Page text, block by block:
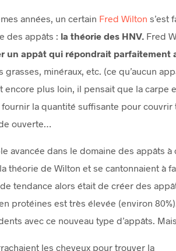
années, un certain Fred Wilton s’est
des appâts : la théorie des HNV.Fred
un appât qui répondrait parfaitement
minéraux, etc. (ce qu’aucun
encore plus loin, il pensait que la carpe
la quantité suffisante pour couvrir
ouverte…
avancée dans le domaine des appâts
théorie de Wilton et se cantonnaient à
tendance alors était de créer des
protéines est très élevée (environ
avec ce nouveau type d’appâts.
les cheveux pour trouver la